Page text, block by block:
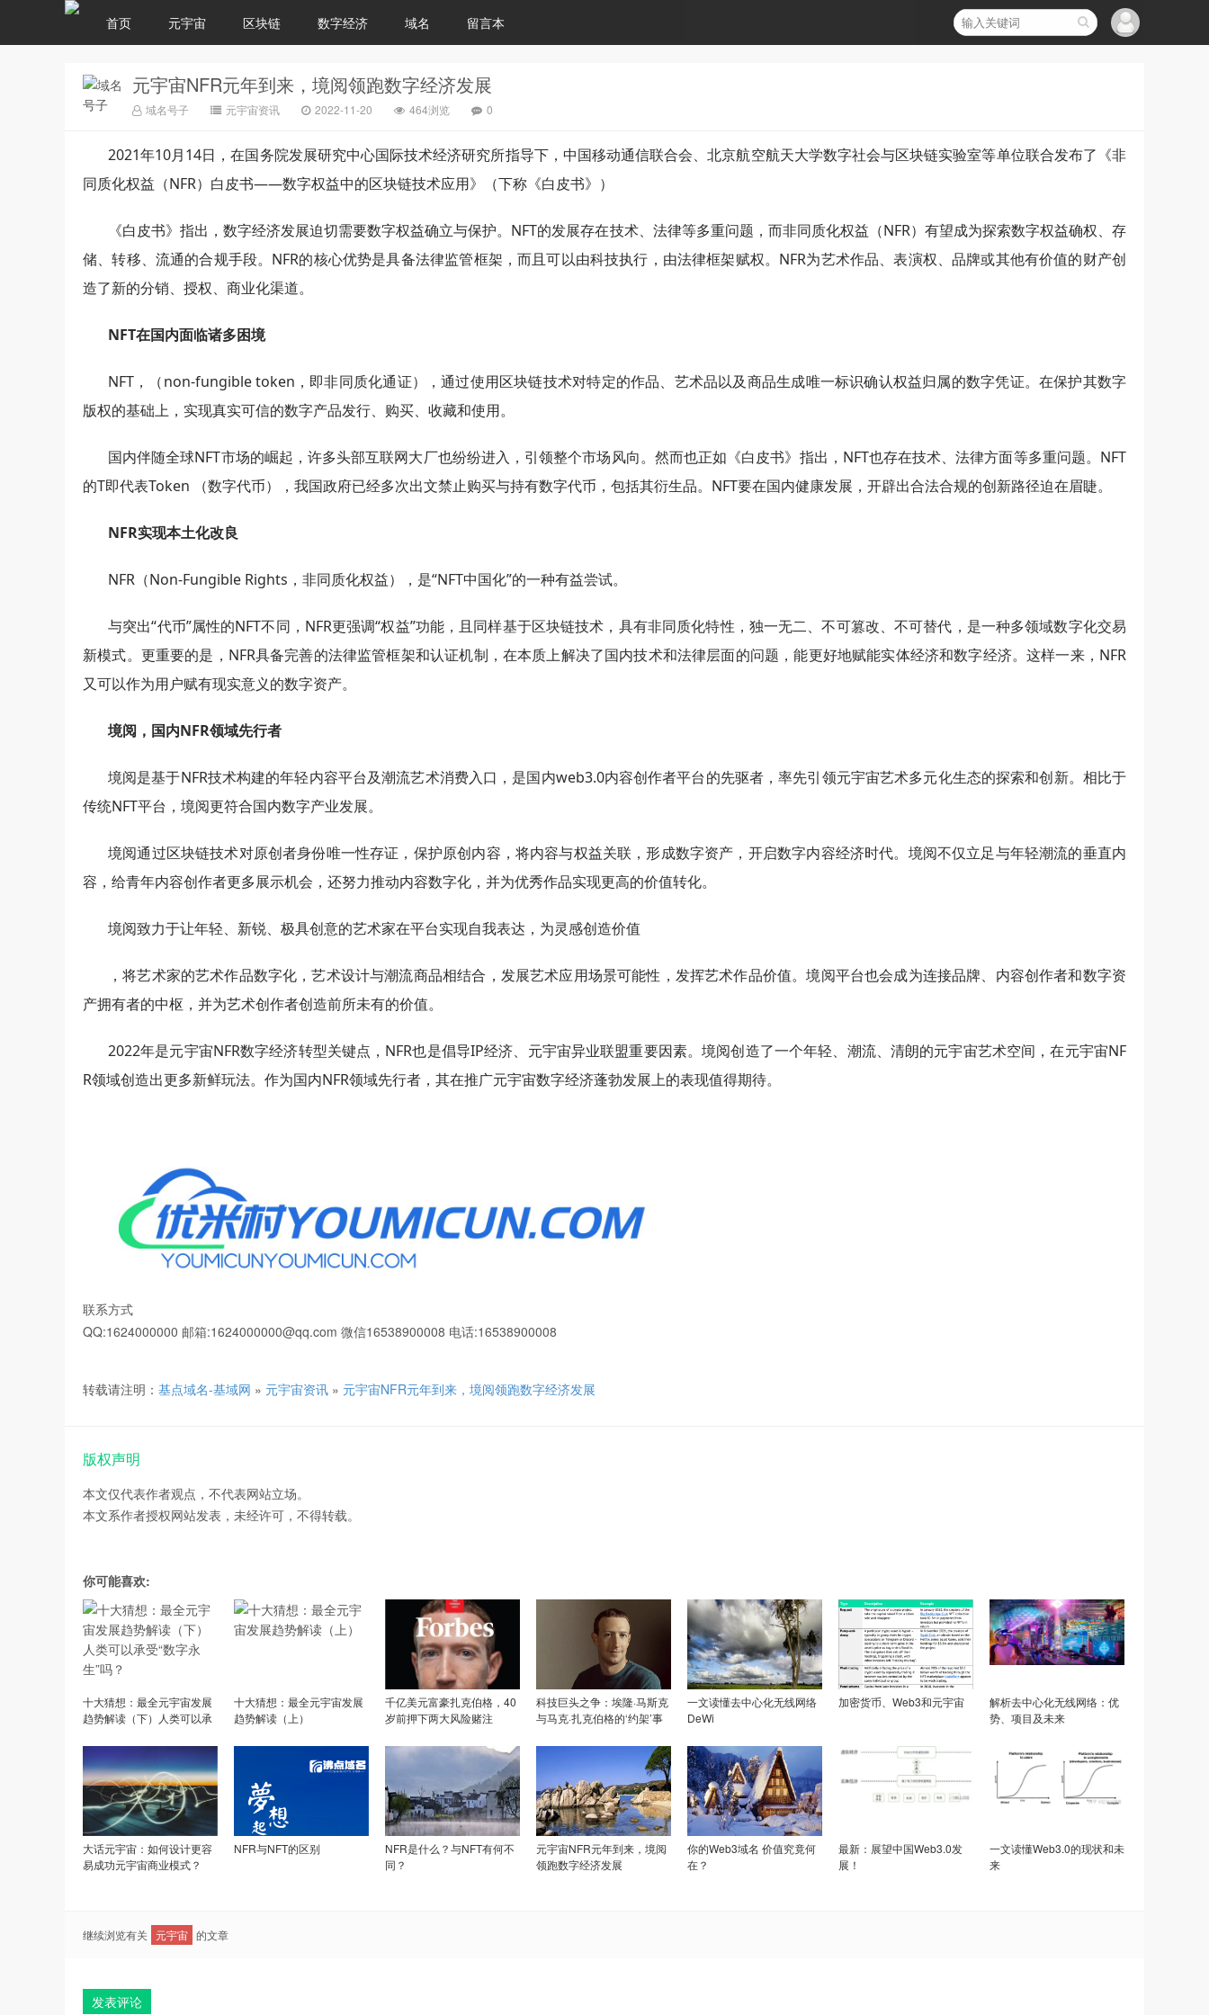
首页 元宇宙 区块链 数字经济 域名 留言本
元宇宙NFR元年到来，境阅领跑数字经济发展
域名号子 元宇宙资讯 2022-11-20 464浏览 0
2021年10月14日，在国务院发展研究中心国际技术经济研究所指导下，中国移动通信联合会、北京航空航天大学数字社会与区块链实验室等单位联合发布了《非
同质化权益（NFR）白皮书——数字权益中的区块链技术应用》（下称《白皮书》）
《白皮书》指出，数字经济发展迫切需要数字权益确立与保护。NFT的发展存在技术、法律等多重问题，而非同质化权益（NFR）有望成为探索数字权益确权、存
储、转移、流通的合规手段。NFR的核心优势是具备法律监管框架，而且可以由科技执行，由法律框架赋权。NFR为艺术作品、表演权、品牌或其他有价值的财产创
造了新的分销、授权、商业化渠道。
NFT在国内面临诸多困境
NFT，（non-fungible token，即非同质化通证），通过使用区块链技术对特定的作品、艺术品以及商品生成唯一标识确认权益归属的数字凭证。在保护其数字
版权的基础上，实现真实可信的数字产品发行、购买、收藏和使用。
国内伴随全球NFT市场的崛起，许多头部互联网大厂也纷纷进入，引领整个市场风向。然而也正如《白皮书》指出，NFT也存在技术、法律方面等多重问题。NFT
的T即代表Token （数字代币），我国政府已经多次出文禁止购买与持有数字代币，包括其衍生品。NFT要在国内健康发展，开辟出合法合规的创新路径迫在眉睫。
NFR实现本土化改良
NFR（Non-Fungible Rights，非同质化权益），是“NFT中国化”的一种有益尝试。
与突出“代币”属性的NFT不同，NFR更强调“权益”功能，且同样基于区块链技术，具有非同质化特性，独一无二、不可篡改、不可替代，是一种多领域数字化交易
新模式。更重要的是，NFR具备完善的法律监管框架和认证机制，在本质上解决了国内技术和法律层面的问题，能更好地赋能实体经济和数字经济。这样一来，NFR
又可以作为用户赋有现实意义的数字资产。
境阅，国内NFR领域先行者
境阅是基于NFR技术构建的年轻内容平台及潮流艺术消费入口，是国内web3.0内容创作者平台的先驱者，率先引领元宇宙艺术多元化生态的探索和创新。相比于
传统NFT平台，境阅更符合国内数字产业发展。
境阅通过区块链技术对原创者身份唯一性存证，保护原创内容，将内容与权益关联，形成数字资产，开启数字内容经济时代。境阅不仅立足与年轻潮流的垂直内
容，给青年内容创作者更多展示机会，还努力推动内容数字化，并为优秀作品实现更高的价值转化。
境阅致力于让年轻、新锐、极具创意的艺术家在平台实现自我表达，为灵感创造价值
，将艺术家的艺术作品数字化，艺术设计与潮流商品相结合，发展艺术应用场景可能性，发挥艺术作品价值。境阅平台也会成为连接品牌、内容创作者和数字资
产拥有者的中枢，并为艺术创作者创造前所未有的价值。
2022年是元宇宙NFR数字经济转型关键点，NFR也是倡导IP经济、元宇宙异业联盟重要因素。境阅创造了一个年轻、潮流、清朗的元宇宙艺术空间，在元宇宙NF
R领域创造出更多新鲜玩法。作为国内NFR领域先行者，其在推广元宇宙数字经济蓬勃发展上的表现值得期待。
联系方式
QQ:1624000000 邮箱:1624000000@qq.com 微信16538900008 电话:16538900008
转载请注明： 基点域名-基域网 » 元宇宙资讯 » 元宇宙NFR元年到来，境阅领跑数字经济发展
版权声明
本文仅代表作者观点，不代表网站立场。
本文系作者授权网站发表，未经许可，不得转载。
你可能喜欢:
十大猜想：最全元宇宙发展
趋势解读（下）人类可以承
十大猜想：最全元宇宙发展
趋势解读（上）
千亿美元富豪扎克伯格，40
岁前押下两大风险赌注
科技巨头之争：埃隆·马斯克
与马克·扎克伯格的‘约架’事
一文读懂去中心化无线网络
DeWi
加密货币、Web3和元宇宙
解析去中心化无线网络：优
势、项目及未来
大话元宇宙：如何设计更容
易成功元宇宙商业模式？
NFR与NFT的区别
NFR是什么？与NFT有何不
同？
元宇宙NFR元年到来，境阅
领跑数字经济发展
你的Web3域名 价值究竟何
在？
最新：展望中国Web3.0发
展！
一文读懂Web3.0的现状和未
来
继续浏览有关 元宇宙 的文章
发表评论